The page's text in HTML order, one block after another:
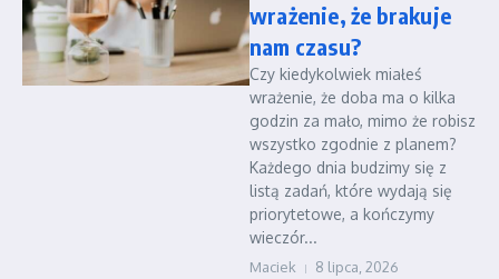
wrażenie, że brakuje
nam czasu?
Czy kiedykolwiek miałeś
wrażenie, że doba ma o kilka
godzin za mało, mimo że robisz
wszystko zgodnie z planem?
Każdego dnia budzimy się z
listą zadań, które wydają się
priorytetowe, a kończymy
wieczór...
Maciek 8 lipca, 2026